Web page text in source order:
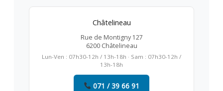
Châtelineau
Rue de Montigny 127
6200 Châtelineau
Lun-Ven : 07h30-12h / 13h-18h · Sam : 07h30-12h /
13h-18h
071 / 39 66 91